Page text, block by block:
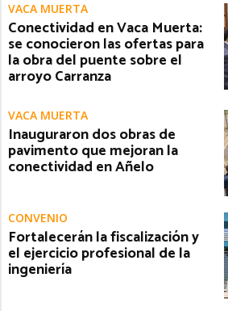
VACA MUERTA
Conectividad en Vaca Muerta:
se conocieron las ofertas para
la obra del puente sobre el
arroyo Carranza
VACA MUERTA
Inauguraron dos obras de
pavimento que mejoran la
conectividad en Añelo
CONVENIO
Fortalecerán la fiscalización y
el ejercicio profesional de la
ingeniería